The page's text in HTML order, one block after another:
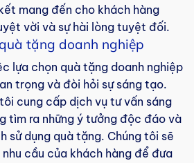
mang đến cho khách hàng
vời và sự hài lòng tuyệt đối.
tặng doanh nghiệp
lựa chọn quà tặng doanh nghiệp
trọng và đòi hỏi sự sáng tạo.
cung cấp dịch vụ tư vấn sáng
tìm ra những ý tưởng độc đáo và
sử dụng quà tặng. Chúng tôi sẽ
nhu cầu của khách hàng để đưa